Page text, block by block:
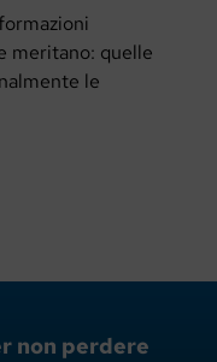
meritano: quelle
le
non perdere